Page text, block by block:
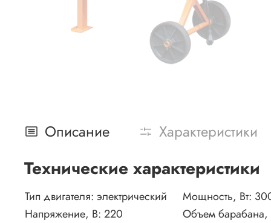
Описание Характеристики
Технические характеристики
Тип двигателя: электрический
Мощность, Вт:
Напряжение, В: 220
Объем барабана,